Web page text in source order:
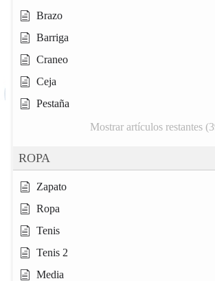
Brazo
Barriga
Craneo
Ceja
Pestaña
Mostrar artículos restantes
ROPA
Zapato
Ropa
Tenis
Tenis 2
Media